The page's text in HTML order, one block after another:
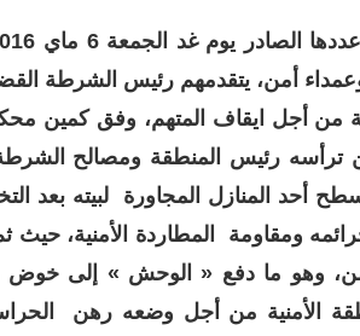
وعمداء أمن، يتقدمهم رئيس الشرطة
من أجل ايقاف المتهم، وفق كمين
رئيس المنطقة ومصالح الشرطة
أحد المنازل المجاورة لبيته بعد
ومقاومة المطاردة الأمنية، حيث
وهو ما دفع « الوحش » إلى خوض
الأمنية من أجل وضعه رهن